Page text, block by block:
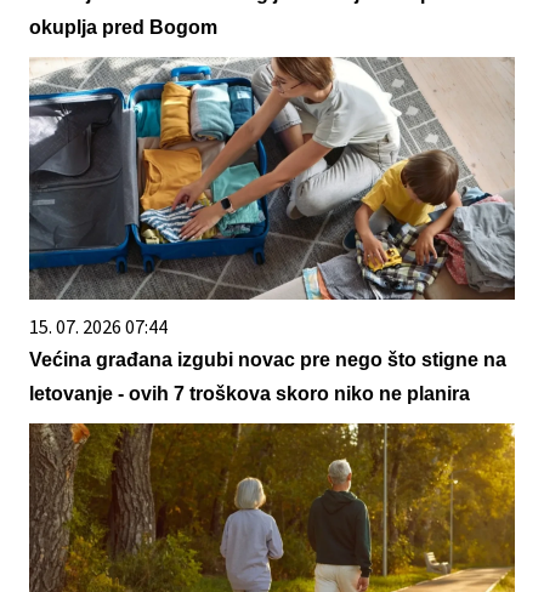
okuplja pred Bogom
15. 07. 2026 07:44
Većina građana izgubi novac pre nego što stigne na
letovanje - ovih 7 troškova skoro niko ne planira